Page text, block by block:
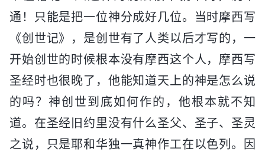
通！只能是把一位神分成好几位。当时摩西写
《创世记》，是创世有了人类以后才写的，一
开始创世的时候根本没有摩西这个人，摩西写
圣经时也很晚了，他能知道天上的神是怎么说
的吗？神创世到底如何作的，他根本就不知
道。在圣经旧约里没有什么圣父、圣子、圣灵
之说，只是耶和华独一真神作工在以色列。因